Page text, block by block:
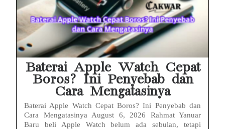
Baterai Apple Watch Cepat
Boros? Ini Penyebab dan
Cara Mengatasinya
Baterai Apple Watch Cepat Boros? Ini Penyebab dan
Cara Mengatasinya August 6, 2026 Rahmat Yanuar
Baru beli Apple Watch belum ada sebulan, tetapi